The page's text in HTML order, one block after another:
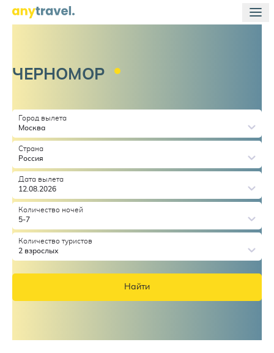
ЧЕРНОМОР
Город вылета
Москва
Страна
Россия
Дата вылета
12.08.2026
Количество ночей
5-7
Количество туристов
2 взрослых
Найти